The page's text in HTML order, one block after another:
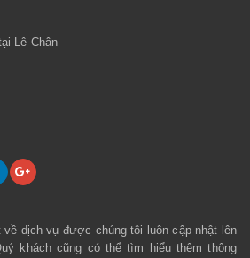
Lê Chân
về dịch vụ được chúng tôi luôn cập nhật lên
khách cũng có thể tìm hiểu thêm thông